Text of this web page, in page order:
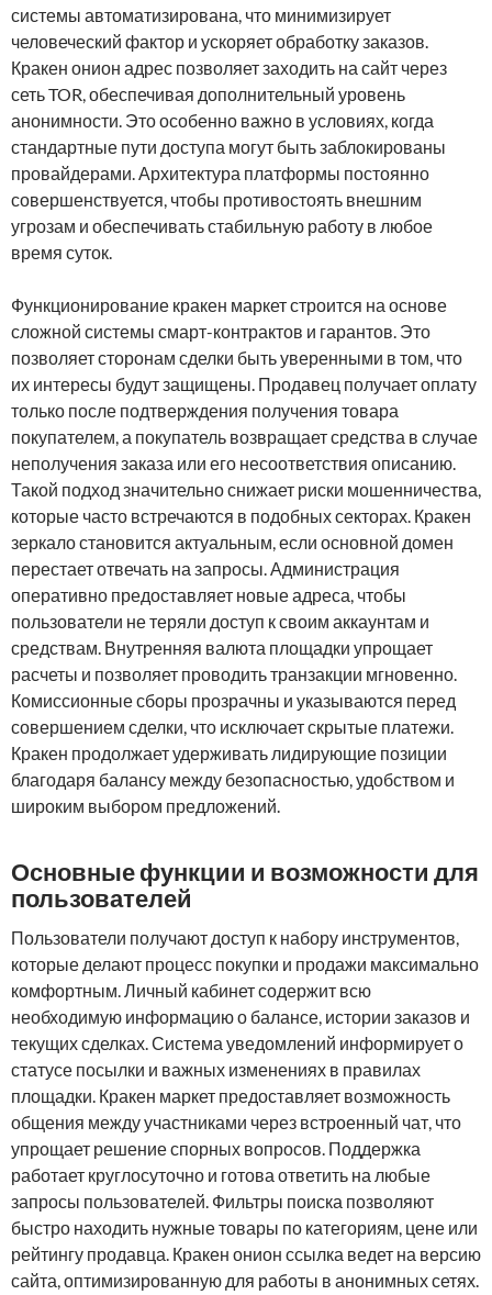
системы автоматизирована, что минимизирует
человеческий фактор и ускоряет обработку заказов.
Кракен онион адрес позволяет заходить на сайт через
сеть TOR, обеспечивая дополнительный уровень
анонимности. Это особенно важно в условиях, когда
стандартные пути доступа могут быть заблокированы
провайдерами. Архитектура платформы постоянно
совершенствуется, чтобы противостоять внешним
угрозам и обеспечивать стабильную работу в любое
время суток.
Функционирование кракен маркет строится на основе
сложной системы смарт-контрактов и гарантов. Это
позволяет сторонам сделки быть уверенными в том, что
их интересы будут защищены. Продавец получает оплату
только после подтверждения получения товара
покупателем, а покупатель возвращает средства в случае
неполучения заказа или его несоответствия описанию.
Такой подход значительно снижает риски мошенничества,
которые часто встречаются в подобных секторах. Кракен
зеркало становится актуальным, если основной домен
перестает отвечать на запросы. Администрация
оперативно предоставляет новые адреса, чтобы
пользователи не теряли доступ к своим аккаунтам и
средствам. Внутренняя валюта площадки упрощает
расчеты и позволяет проводить транзакции мгновенно.
Комиссионные сборы прозрачны и указываются перед
совершением сделки, что исключает скрытые платежи.
Кракен продолжает удерживать лидирующие позиции
благодаря балансу между безопасностью, удобством и
широким выбором предложений.
Основные функции и возможности для
пользователей
Пользователи получают доступ к набору инструментов,
которые делают процесс покупки и продажи максимально
комфортным. Личный кабинет содержит всю
необходимую информацию о балансе, истории заказов и
текущих сделках. Система уведомлений информирует о
статусе посылки и важных изменениях в правилах
площадки. Кракен маркет предоставляет возможность
общения между участниками через встроенный чат, что
упрощает решение спорных вопросов. Поддержка
работает круглосуточно и готова ответить на любые
запросы пользователей. Фильтры поиска позволяют
быстро находить нужные товары по категориям, цене или
рейтингу продавца. Кракен онион ссылка ведет на версию
сайта, оптимизированную для работы в анонимных сетях.